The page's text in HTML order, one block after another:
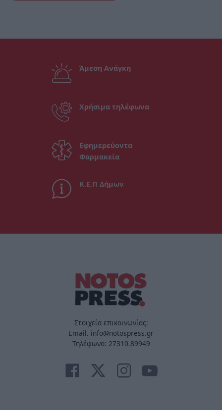
Άμεση Ανάγκη
Χρήσιμα τηλέφωνα
Εφημερεύοντα
Φαρμακεία
Κ.Ε.Π Δήμων
Στοιχεία επικοινωνίας:
Email. info@notospress.gr
Τηλέφωνο: 27310.89949